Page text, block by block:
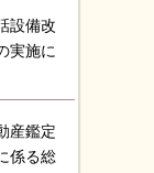
設備改
実施に
産鑑定
係る総